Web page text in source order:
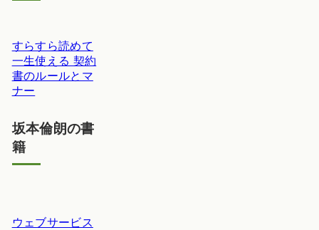
すらすら読めて
一生使える 契約
書のルールとマ
ナー
坂本倫朗の書
籍
ウェブサービス